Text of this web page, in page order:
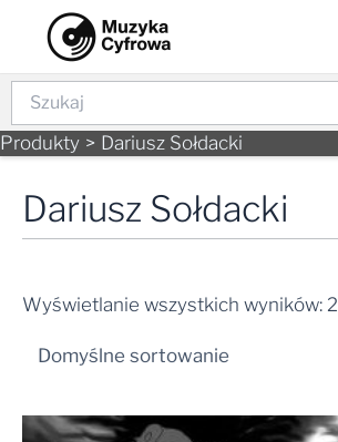
content
Szukaj
Produkty Dariusz Sołdacki
Dariusz Sołdacki
Wyświetlanie wszystkich wyników: 2